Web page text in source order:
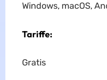
Windows, macOS,
Tariffe:
Gratis